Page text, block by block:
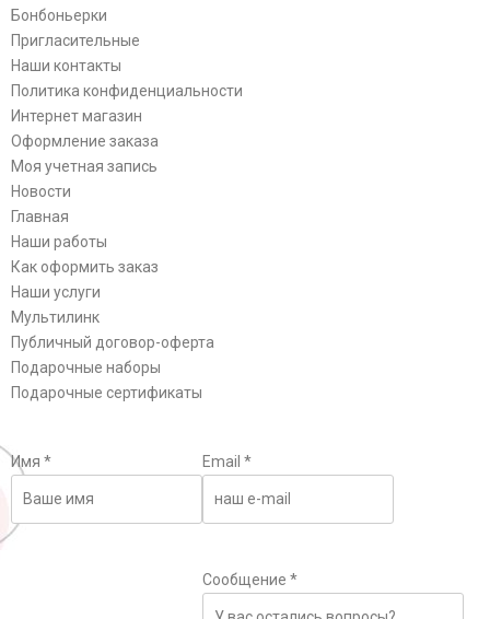
Бонбоньерки
Пригласительные
Наши контакты
Политика конфиденциальности
Интернет магазин
Оформление заказа
Моя учетная запись
Новости
Главная
Наши работы
Как оформить заказ
Наши услуги
Мультилинк
Публичный договор-оферта
Подарочные наборы
Подарочные сертификаты
Имя * Email *
Сообщение *